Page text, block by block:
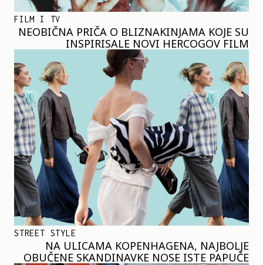
FILM I TV
NEOBIČNA PRIČA O BLIZNAKINJAMA KOJE SU
INSPIRISALE NOVI HERCOGOV FILM
STREET STYLE
NA ULICAMA KOPENHAGENA, NAJBOLJE
OBUČENE SKANDINAVKE NOSE ISTE PAPUČE